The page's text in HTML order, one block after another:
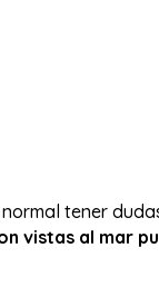
tener
vistas al mar